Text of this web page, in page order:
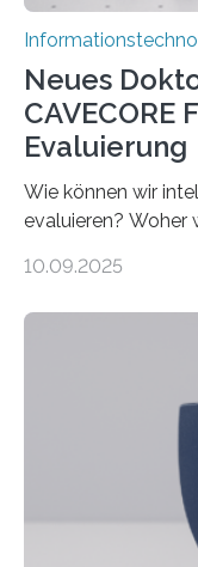
Neues
CAVECORE
Evaluierung
Wie können wir
evaluieren? Woher
sich CAVECORE –
koordiniert wird.
über einen
Promovierende im
kognitiven
die mittels
Informationen
10.09.2025